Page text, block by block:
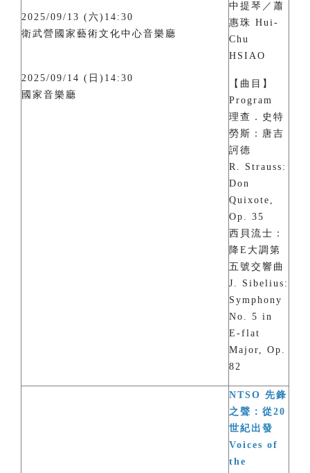
2025/09/13 (六)14:30
衛武營國家藝術文化中心音樂廳
2025/09/14 (日)14:30
國家音樂廳
中提琴／蕭
惠珠 Hui-
Chu
HSIAO
【曲目】
Program
理查．史特
勞斯：唐吉
訶德
R. Strauss:
Don
Quixote,
Op. 35
西貝流士：
降E大調第
五號交響曲
J. Sibelius:
Symphony
No. 5 in
E-flat
Major, Op.
82
NTSO 先鋒
之聲：從20
世紀出發
Voices of
the